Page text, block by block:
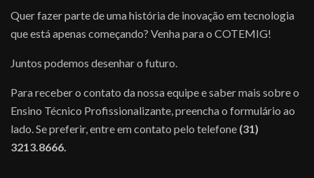
Quer fazer parte de uma história de inovação em tecnologia
que está apenas começando? Venha para o COTEMIG!
Juntos podemos desenhar o futuro.
Para receber o contato da nossa equipe e saber mais sobre o
Ensino Técnico Profissionalizante, preencha o formulário ao
lado. Se preferir, entre em contato pelo telefone (31)
3213.8666.